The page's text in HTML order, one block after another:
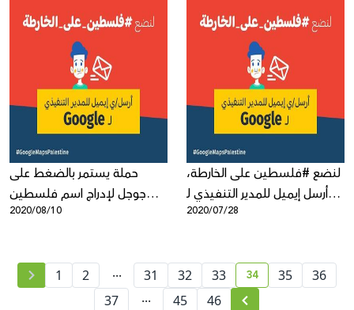
حملة يستمر بالضغط على
جوجل لإدراج اسم فلسطين
2020/08/10
لنضع #فلسطين على الخارطة،
أرسل إيميل للمدير التنفيذي لـ
Google
2020/07/28
1 2 ... 31 32 33 current page
34 35
36
37
... 45 46